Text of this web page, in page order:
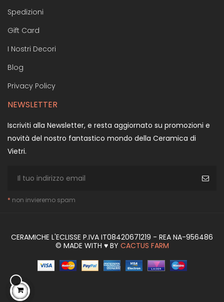
Spedizioni
Gift Card
I Nostri Decori
Blog
Privacy Policy
NEWSLETTER
Iscriviti alla Newsletter, e resta aggiornato su promozioni e
novità del nostro fantastico mondo della Ceramica di
Vietri.
* non invieremo spam
CERAMICHE L'ECLISSE P.IVA IT08420671219 - REA NA-956486
© MADE WITH ♥ BY CACTUS FARM